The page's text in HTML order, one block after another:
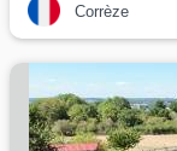
Corrèze